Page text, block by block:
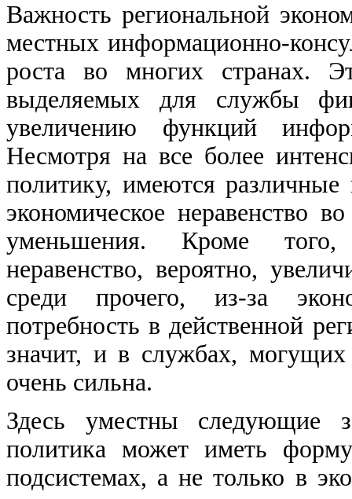
Важность региональной
местных информационно-
роста во многих странах.
выделяемых для службы
увеличению функций
Несмотря на все более
политику, имеются различные
экономическое неравенство
уменьшения. Кроме того,
неравенство, вероятно,
среди прочего, из-за
потребность в действенной
значит, и в службах, могущих
очень сильна.
Здесь уместны следующие
политика может иметь
подсистемах, а не только в